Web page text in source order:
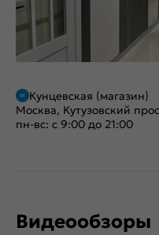
Кунцевская (магазин)
Москва, Кутузовский
пн-вс: с 9:00 до 21:00
Видеообзоры